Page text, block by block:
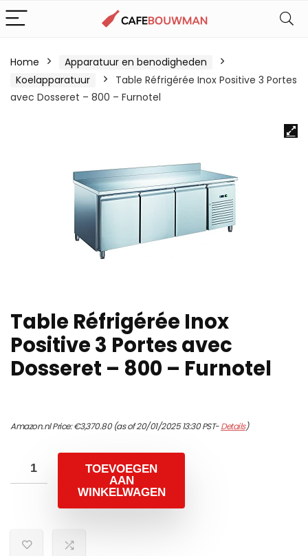
Home
Apparatuur en benodigheden
Koelapparatuur
Table Réfrigérée Inox Positive 3 Portes
avec Dosseret – 800 – Furnotel
Table Réfrigérée Inox
Positive 3 Portes avec
Dosseret – 800 – Furnotel
Amazon.nl Price:€3,370.80(as of 20/01/2025 13:30 PST-Details)
TOEVOEGEN
AAN
WINKELWAGEN